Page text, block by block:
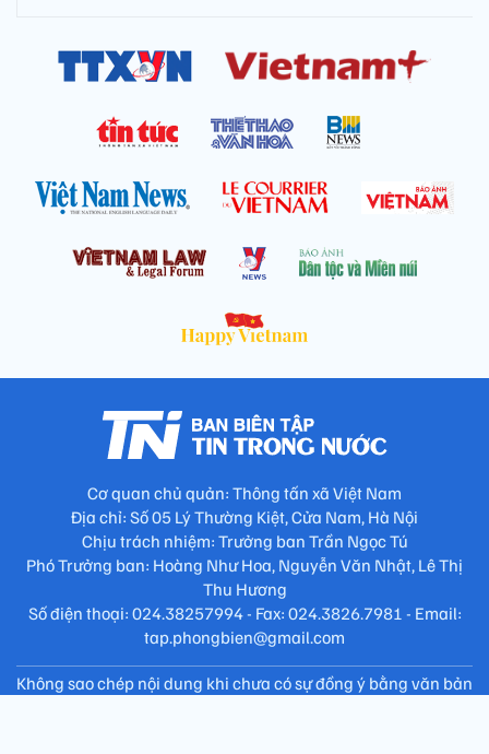
Cơ quan chủ quản: Thông tấn xã Việt Nam
Địa chỉ: Số 05 Lý Thường Kiệt, Cửa Nam, Hà Nội
Chịu trách nhiệm: Trưởng ban Trần Ngọc Tú
Phó Trưởng ban: Hoàng Như Hoa, Nguyễn Văn Nhật, Lê Thị
Thu Hương
Số điện thoại: 024.38257994 - Fax: 024.3826.7981 - Email:
tap.phongbien@gmail.com
Không sao chép nội dung khi chưa có sự đồng ý bằng văn bản